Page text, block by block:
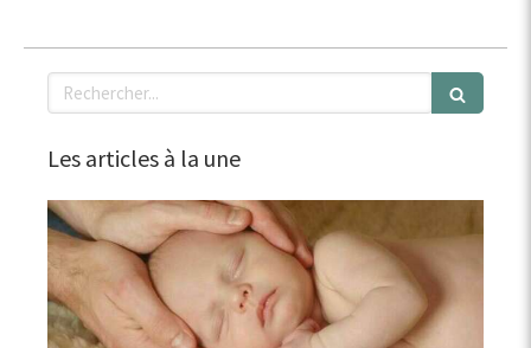
Rechercher
Les articles à la une